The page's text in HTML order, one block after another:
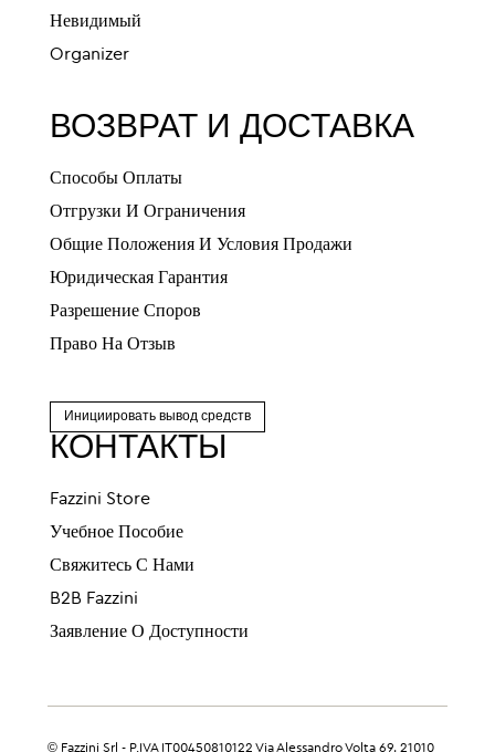
Невидимый
Organizer
ВОЗВРАТ И ДОСТАВКА
Способы Оплаты
Отгрузки И Ограничения
Общие Положения И Условия Продажи
Юридическая Гарантия
Разрешение Споров
Право На Отзыв
Инициировать вывод средств
КОНТАКТЫ
Fazzini Store
Учебное Пособие
Свяжитесь С Нами
B2B Fazzini
Заявление О Доступности
© Fazzini Srl - P.IVA IT00450810122 Via Alessandro Volta 69, 21010